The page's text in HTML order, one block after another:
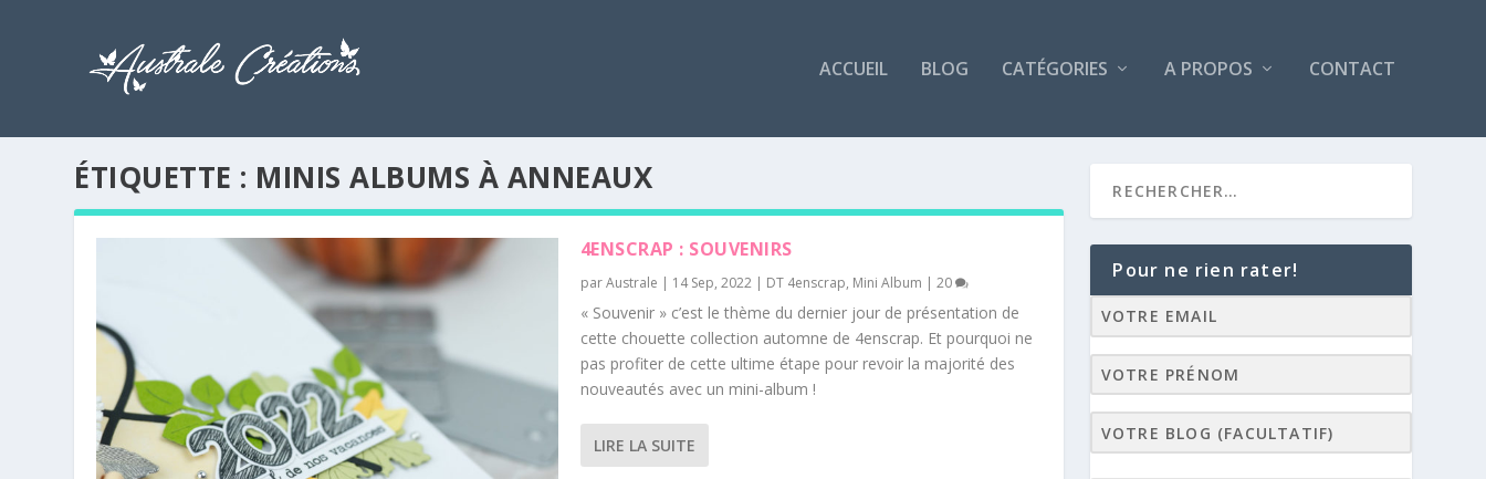
ACCUEIL BLOG CATÉGORIES A PROPOS CONTACT
ÉTIQUETTE : MINIS ALBUMS À ANNEAUX
4ENSCRAP : SOUVENIRS
parAustrale | 14 Sep, 2022| DT 4enscrap, Mini Album | 20
« Souvenir » c’est le thème du dernier jour de présentation de
cette chouette collection automne de 4enscrap. Et pourquoi ne
pas profiter de cette ultime étape pour revoir la majorité des
nouveautés avec un mini-album !
LIRE LA SUITE
Pour ne rien rater!